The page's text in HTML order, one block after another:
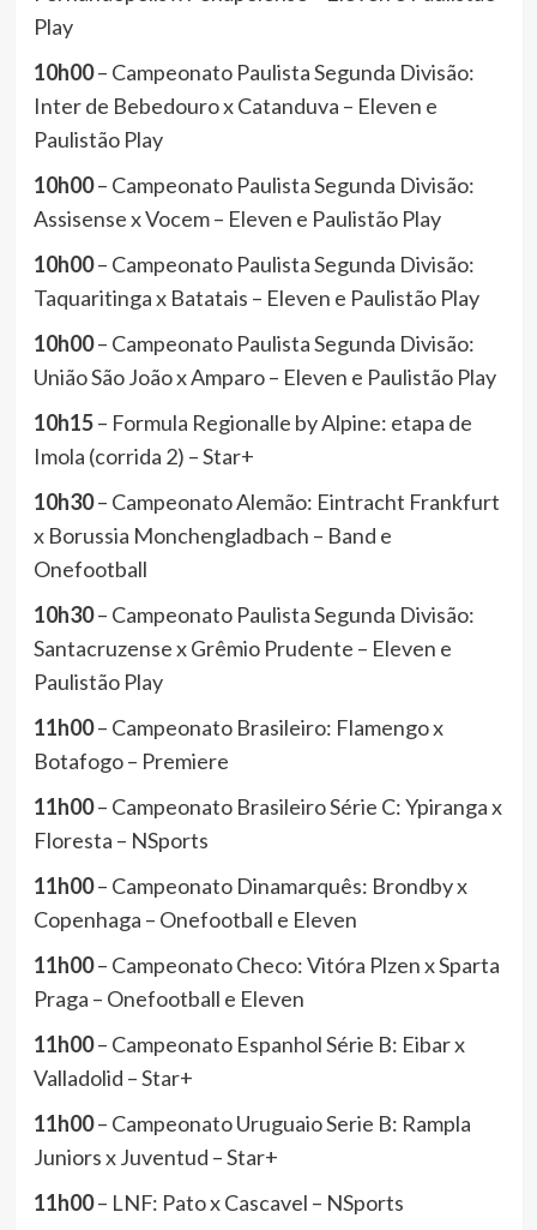
Play
10h00– Campeonato Paulista Segunda Divisão:
Inter de Bebedouro x Catanduva – Eleven e
Paulistão Play
10h00– Campeonato Paulista Segunda Divisão:
Assisense x Vocem – Eleven e Paulistão Play
10h00– Campeonato Paulista Segunda Divisão:
Taquaritinga x Batatais – Eleven e Paulistão Play
10h00– Campeonato Paulista Segunda Divisão:
União São João x Amparo – Eleven e Paulistão Play
10h15– Formula Regionalle by Alpine: etapa de
Imola (corrida 2) – Star+
10h30– Campeonato Alemão: Eintracht Frankfurt
x Borussia Monchengladbach – Band e
Onefootball
10h30– Campeonato Paulista Segunda Divisão:
Santacruzense x Grêmio Prudente – Eleven e
Paulistão Play
11h00– Campeonato Brasileiro: Flamengo x
Botafogo – Premiere
11h00– Campeonato Brasileiro Série C: Ypiranga x
Floresta – NSports
11h00– Campeonato Dinamarquês: Brondby x
Copenhaga – Onefootball e Eleven
11h00– Campeonato Checo: Vitóra Plzen x Sparta
Praga – Onefootball e Eleven
11h00– Campeonato Espanhol Série B: Eibar x
Valladolid – Star+
11h00– Campeonato Uruguaio Serie B: Rampla
Juniors x Juventud – Star+
11h00– LNF: Pato x Cascavel – NSports